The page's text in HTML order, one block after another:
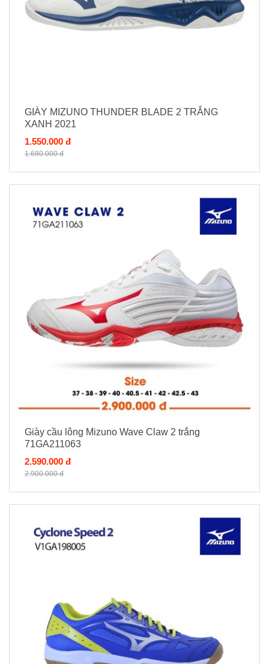
GIÀY MIZUNO THUNDER BLADE 2 TRẮNG
XANH 2021
1.550.000 đ
1.680.000 đ
Giày cầu lông Mizuno Wave Claw 2 trắng
71GA211063
2.590.000 đ
2.900.000 đ